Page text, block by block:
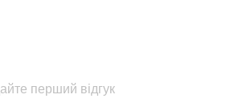
перший відгук